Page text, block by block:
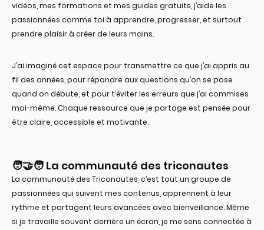
vidéos, mes formations et mes guides gratuits, j’aide les
passionnées comme toi à apprendre, progresser, et surtout
prendre plaisir à créer de leurs mains.
J’ai imaginé cet espace pour transmettre ce que j’ai appris au
fil des années, pour répondre aux questions qu’on se pose
quand on débute, et pour t’éviter les erreurs que j’ai commises
moi-même. Chaque ressource que je partage est pensée pour
être claire, accessible et motivante.
🧑‍🤝‍🧑 La communauté des triconautes​
La communauté des Triconautes, c’est tout un groupe de
passionnées qui suivent mes contenus, apprennent à leur
rythme et partagent leurs avancées avec bienveillance. Même
si je travaille souvent derrière un écran, je me sens connectée à